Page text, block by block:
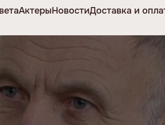
АктерыНовостиДоставка и